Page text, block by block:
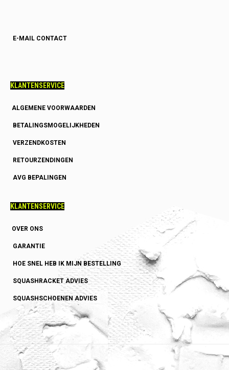
E-MAIL CONTACT
KLANTENSERVICE
ALGEMENE VOORWAARDEN
BETALINGSMOGELIJKHEDEN
VERZENDKOSTEN
RETOURZENDINGEN
AVG BEPALINGEN
KLANTENSERVICE
OVER ONS
GARANTIE
HOE SNEL HEB IK MIJN BESTELLING
SQUASHRACKET ADVIES
SQUASHSCHOENEN ADVIES